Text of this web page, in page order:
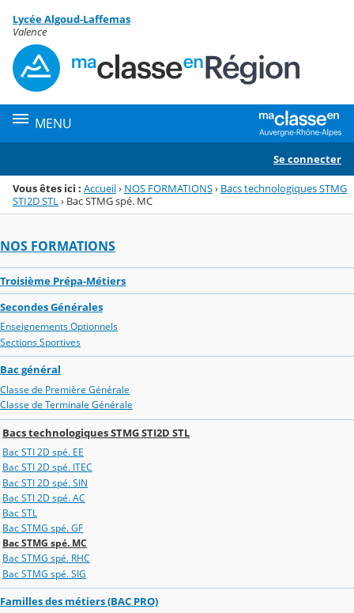
Menu de la rubrique
Contenu
Lycée Algoud-Laffemas
Valence
MENU
Se connecter
Vous êtes ici : Accueil› NOS FORMATIONS› Bacs technologiques STMG
STI2D STL › Bac STMG spé. MC
NOS FORMATIONS
Troisième Prépa-Métiers
Secondes Générales
Enseignements Optionnels
Sections Sportives
Bac général
Classe de Première Générale
Classe de Terminale Générale
Bacs technologiques STMG STI2D STL
Bac STI 2D spé. EE
Bac STI 2D spé. ITEC
Bac STI 2D spé. SIN
Bac STI 2D spé. AC
Bac STL
Bac STMG spé. GF
Bac STMG spé. MC
Bac STMG spé. RHC
Bac STMG spé. SIG
Familles des métiers (BAC PRO)